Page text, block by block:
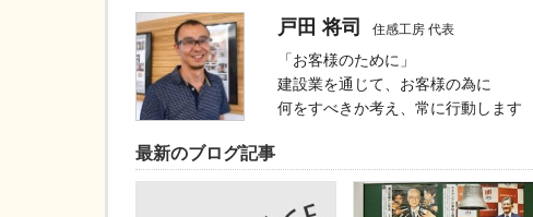
戸田 将司 住感工房 代表
「お客様のために」
建設業を通じて、お客様の為に
何をすべきか考え、常に行動します
最新のブログ記事